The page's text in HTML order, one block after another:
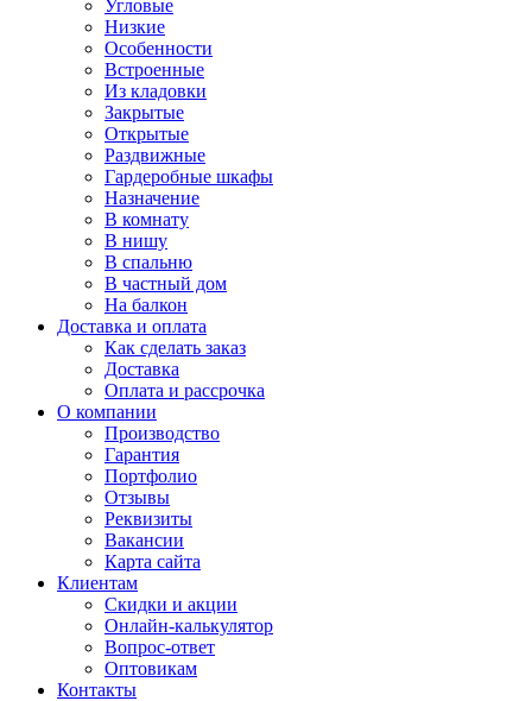
Угловые
Низкие
Особенности
Встроенные
Из кладовки
Закрытые
Открытые
Раздвижные
Гардеробные шкафы
Назначение
В комнату
В нишу
В спальню
В частный дом
На балкон
Доставка и оплата
Как сделать заказ
Доставка
Оплата и рассрочка
О компании
Производство
Гарантия
Портфолио
Отзывы
Реквизиты
Вакансии
Карта сайта
Клиентам
Скидки и акции
Онлайн-калькулятор
Вопрос-ответ
Оптовикам
Контакты